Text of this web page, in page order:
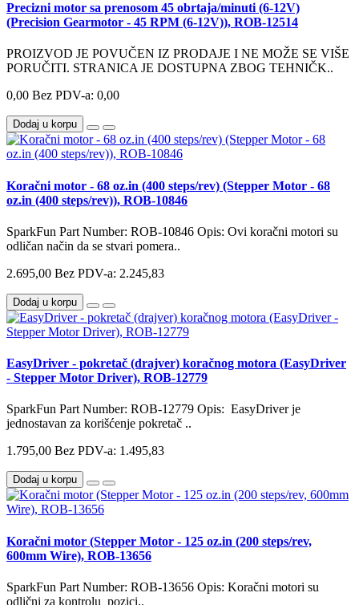
Precizni motor sa prenosom 45 obrtaja/minuti (6-12V)
(Precision Gearmotor - 45 RPM (6-12V)), ROB-12514
PROIZVOD JE POVUČEN IZ PRODAJE I NE MOŽE SE VIŠE
PORUČITI. STRANICA JE DOSTUPNA ZBOG TEHNIČK..
0,00 Bez PDV-a: 0,00
Dodaj u korpu
Koračni motor - 68 oz.in (400 steps/rev) (Stepper Motor - 68
oz.in (400 steps/rev)), ROB-10846
SparkFun Part Number: ROB-10846 Opis: Ovi koračni motori su
odličan način da se stvari pomera..
2.695,00 Bez PDV-a: 2.245,83
Dodaj u korpu
EasyDriver - pokretač (drajver) koračnog motora (EasyDriver
- Stepper Motor Driver), ROB-12779
SparkFun Part Number: ROB-12779 Opis: EasyDriver je
jednostavan za korišćenje pokretač ..
1.795,00 Bez PDV-a: 1.495,83
Dodaj u korpu
Koračni motor (Stepper Motor - 125 oz.in (200 steps/rev,
600mm Wire), ROB-13656
SparkFun Part Number: ROB-13656 Opis: Koračni motori su
odlični za kontrolu pozici..